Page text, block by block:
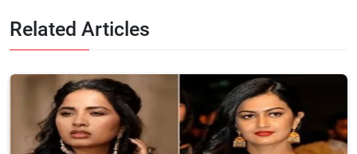
Related Articles